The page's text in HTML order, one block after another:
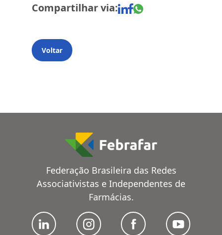
Compartilhar via:
Voltar
Federação Brasileira das Redes
Associativistas e Independentes de
Farmácias.